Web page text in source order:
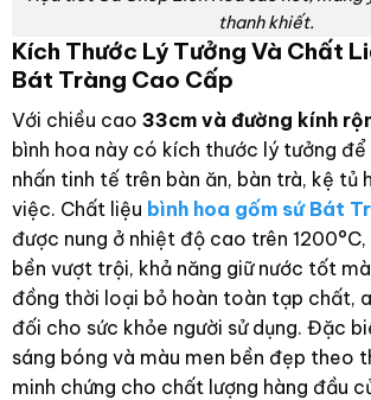
thanh khiết.
Kích Thước Lý Tưởng Và Chất
Bát Tràng Cao Cấp
Với chiều cao 33cm và đường kính
bình hoa này có kích thước lý tưởng
nhấn tinh tế trên bàn ăn, bàn trà, kệ tủ
việc. Chất liệu bình hoa gốm sứ Bát
được nung ở nhiệt độ cao trên
bền vượt trội, khả năng giữ nước tốt
đồng thời loại bỏ hoàn toàn tạp chất,
đối cho sức khỏe người sử dụng. Đặc
sáng bóng và màu men bền đẹp theo
minh chứng cho chất lượng hàng đầu